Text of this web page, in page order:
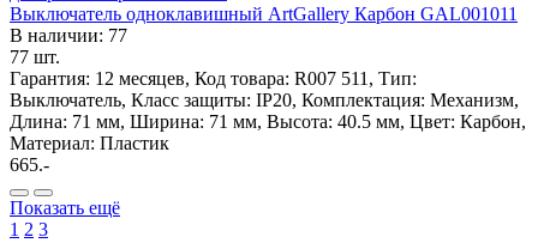
Выключатель одноклавишный ArtGallery Карбон GAL001011
В наличии: 77
77 шт.
Гарантия: 12 месяцев, Код товара: R007 511, Тип:
Выключатель, Класс защиты: IP20, Комплектация: Механизм,
Длина: 71 мм, Ширина: 71 мм, Высота: 40.5 мм, Цвет: Карбон,
Материал: Пластик
665.-
Показать ещё
1 2 3